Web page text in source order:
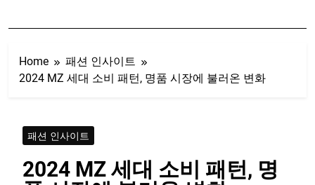
Home
패션 인사이트
2024 MZ 세대 소비 패턴, 명품 시장에 불러온 변화
패션 인사이트
2024 MZ 세대 소비 패턴, 명